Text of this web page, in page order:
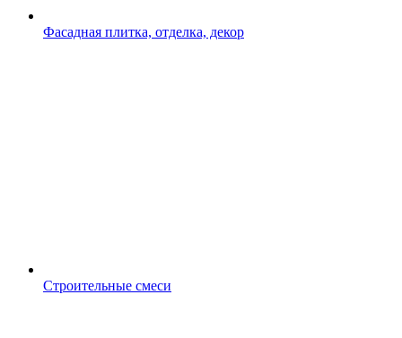
Фасадная плитка, отделка, декор
Строительные смеси